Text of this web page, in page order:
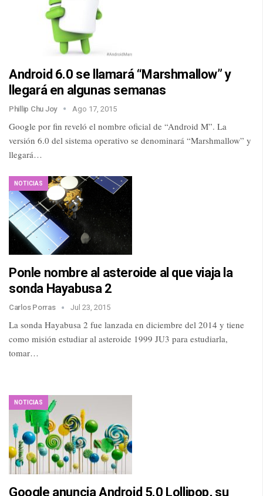
Android 6.0 se llamará “Marshmallow” y
llegará en algunas semanas
Phillip Chu Joy Ago 17, 2015
Google por fin reveló el nombre oficial de “Android M”. La
versión 6.0 del sistema operativo se denominará “Marshmallow” y
llegará…
NOTICIAS
Ponle nombre al asteroide al que viaja la
sonda Hayabusa 2
Carlos Porras Jul 23, 2015
La sonda Hayabusa 2 fue lanzada en diciembre del 2014 y tiene
como misión estudiar al asteroide 1999 JU3 para estudiarla,
tomar…
NOTICIAS
Google anuncia Android 5.0 Lollipop, su